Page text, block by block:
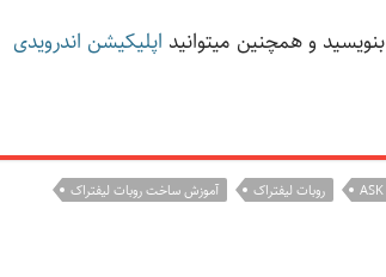
بنویسید و همچنین میتوانید اپلیکیشن اندرویدی
ASK روبات لیفتراک
آموزش ساخت روبات لیفتراک